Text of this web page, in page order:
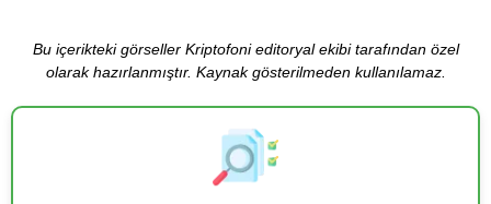
Bu içerikteki görseller Kriptofoni editoryal ekibi tarafından özel
olarak hazırlanmıştır. Kaynak gösterilmeden kullanılamaz.